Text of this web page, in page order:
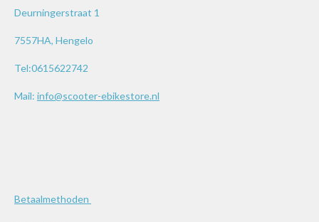
Deurningerstraat 1
7557HA, Hengelo
Tel:0615622742
Mail: info@scooter-ebikestore.nl
Betaalmethoden